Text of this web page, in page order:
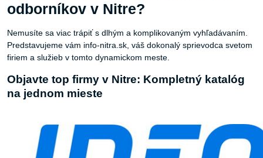
odborníkov v Nitre?
Nemusíte sa viac trápiť s dlhým a komplikovaným vyhľadávaním.
Predstavujeme vám info-nitra.sk, váš dokonalý sprievodca svetom
firiem a služieb v tomto dynamickom meste.
Objavte top firmy v Nitre: Kompletný katalóg
na jednom mieste